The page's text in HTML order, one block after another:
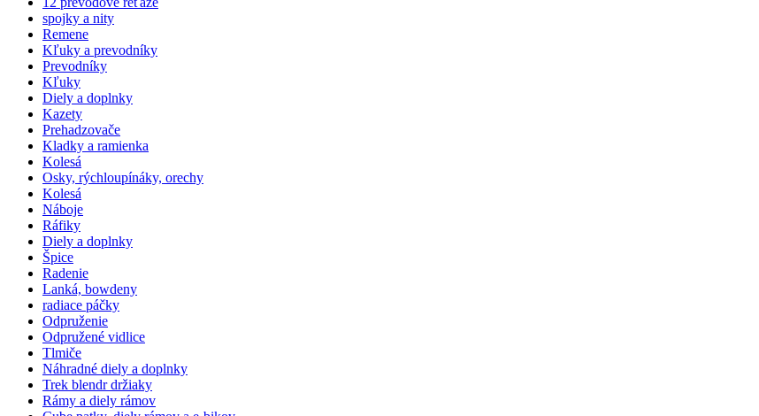
spojky a nity
Remene
Kľuky a prevodníky
Prevodníky
Kľuky
Diely a doplnky
Kazety
Prehadzovače
Kladky a ramienka
Kolesá
Osky, rýchloupínáky, orechy
Kolesá
Náboje
Ráfiky
Diely a doplnky
Špice
Radenie
Lanká, bowdeny
radiace páčky
Odpruženie
Odpružené vidlice
Tlmiče
Náhradné diely a doplnky
Trek blendr držiaky
Rámy a diely rámov